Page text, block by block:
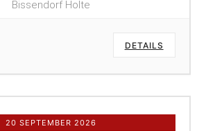
Bissendorf Holte
DETAILS
20 SEPTEMBER 2026